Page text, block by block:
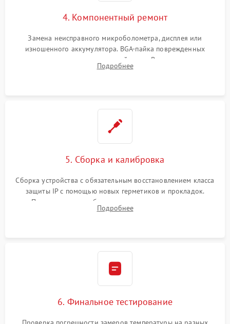
4. Компонентный ремонт
Замена неисправного микроболометра, дисплея или
изношенного аккумулятора. BGA-пайка поврежденных
контроллеров на материнской плате. Восстановление
разъемов и кнопок, замена поврежденных элементов
Подробнее
5. Сборка и калибровка
Сборка устройства с обязательным восстановлением класса
защиты IP с помощью новых герметиков и прокладок.
Программная калибровка матрицы по эталонному
абсолютно черному телу для точного измерения температур.
Подробнее
6. Финальное тестирование